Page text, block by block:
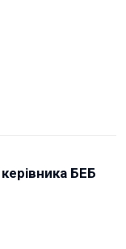
БЕБ